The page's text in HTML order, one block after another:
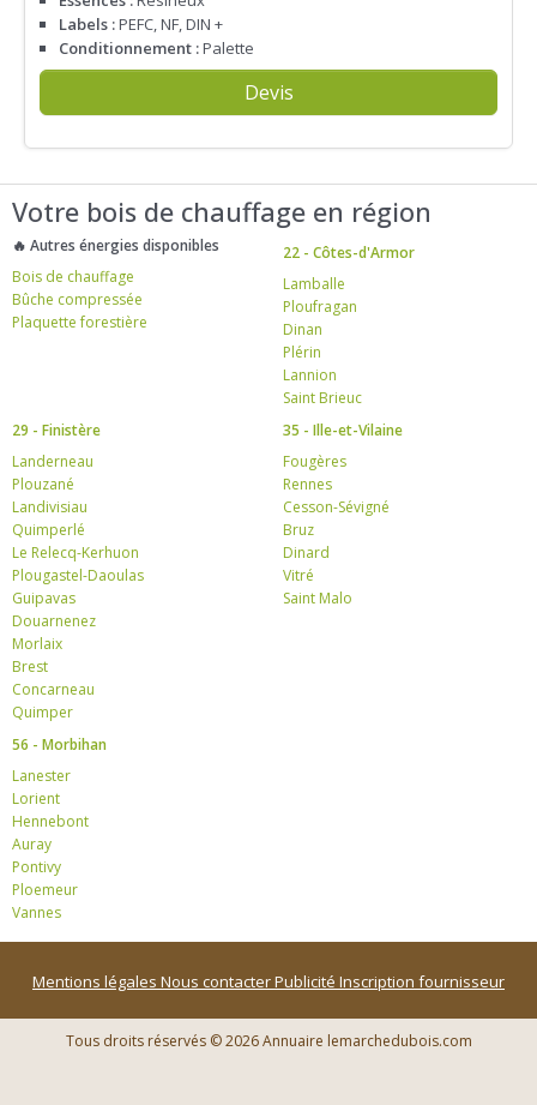
Labels :PEFC, NF, DIN +
Conditionnement :Palette
Devis
Votre bois de chauffage en région
🔥 Autres énergies disponibles
Bois de chauffage
Bûche compressée
Plaquette forestière
22 - Côtes-d'Armor
Lamballe
Ploufragan
Dinan
Plérin
Lannion
Saint Brieuc
29 - Finistère
Landerneau
Plouzané
Landivisiau
Quimperlé
Le Relecq-Kerhuon
Plougastel-Daoulas
Guipavas
Douarnenez
Morlaix
Brest
Concarneau
Quimper
35 - Ille-et-Vilaine
Fougères
Rennes
Cesson-Sévigné
Bruz
Dinard
Vitré
Saint Malo
56 - Morbihan
Lanester
Lorient
Hennebont
Auray
Pontivy
Ploemeur
Vannes
Mentions légales Nous contacterPublicité Inscription fournisseur
Tous droits réservés © 2026 Annuaire lemarchedubois.com